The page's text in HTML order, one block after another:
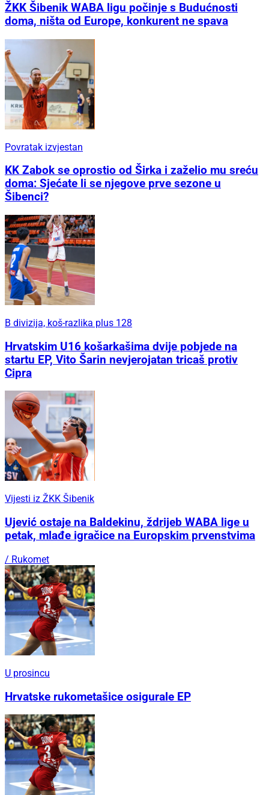
ŽKK Šibenik WABA ligu počinje s Budućnosti
doma, ništa od Europe, konkurent ne spava
Povratak izvjestan
KK Zabok se oprostio od Širka i zaželio mu sreću
doma: Sjećate li se njegove prve sezone u
Šibenci?
B divizija, koš-razlika plus 128
Hrvatskim U16 košarkašima dvije pobjede na
startu EP, Vito Šarin nevjerojatan tricaš protiv
Cipra
Vijesti iz ŽKK Šibenik
Ujević ostaje na Baldekinu, ždrijeb WABA lige u
petak, mlađe igračice na Europskim prvenstvima
/ Rukomet
U prosincu
Hrvatske rukometašice osigurale EP